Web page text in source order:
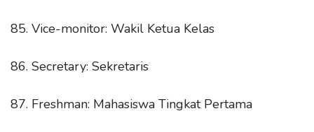
85. Vice-monitor: Wakil Ketua Kelas
86. Secretary: Sekretaris
87. Freshman: Mahasiswa Tingkat Pertama